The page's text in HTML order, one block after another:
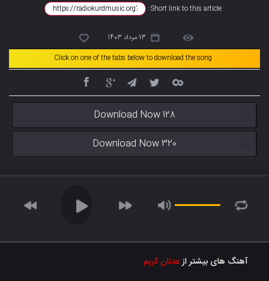
Short link to this article :
13 مرداد 1403
Click on one of the tabs below to download the song
Download Now 128
Download Now 320
آهنگ های بیشتر ازعدنان کریم